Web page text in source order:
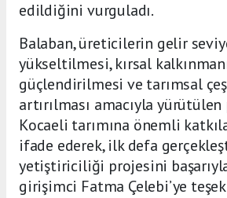
edildiğini vurguladı.
Balaban, üreticilerin gelir
yükseltilmesi, kırsal
güçlendirilmesi ve tarımsal
artırılması amacıyla
Kocaeli tarımına önemli
ifade ederek, ilk defa
yetiştiriciliği projesini
girişimci Fatma Çelebi’ye